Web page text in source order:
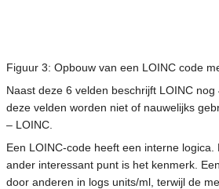
Figuur 3: Opbouw van een LOINC code
Naast deze 6 velden beschrijft LOINC
deze velden worden niet of nauwelijks
– LOINC.
Een LOINC-code heeft een interne
ander interessant punt is het kenmerk.
door anderen in logs units/ml, terwijl de